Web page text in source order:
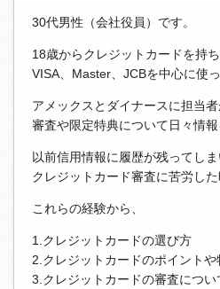
30代男性（会社役員）です。
18歳からクレジットカードを持ち
VISA、Master、JCBを中心に使っ
アメックスとダイナースに担当者
審査や限定特典について日々情報
以前信用情報に履歴が残ってしま
クレジットカード審査に苦労した
これらの経験から、
1.クレジットカードの選び方
2.クレジットカードのポイントや
3.クレジットカードの審査につい